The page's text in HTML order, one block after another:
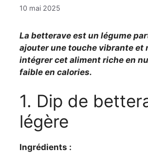
10 mai 2025
La betterave est un légume
ajouter une touche vibrante et
intégrer cet aliment riche en
faible en calories.
1. Dip de
légère
Ingrédients :